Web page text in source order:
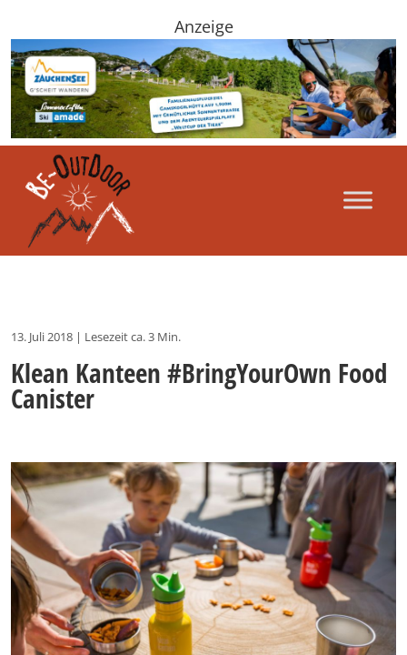
Anzeige
13. Juli 2018 | Lesezeit ca. 3 Min.
Klean Kanteen #BringYourOwn Food
Canister